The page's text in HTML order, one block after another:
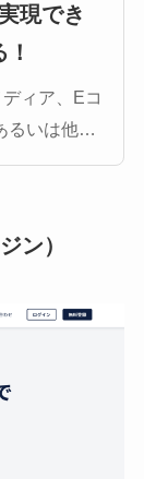
現でき
！
ィア、Eコ
るいは他の
スにおいて
たいという
と思いま
供する無料
ジュ […]
ン）